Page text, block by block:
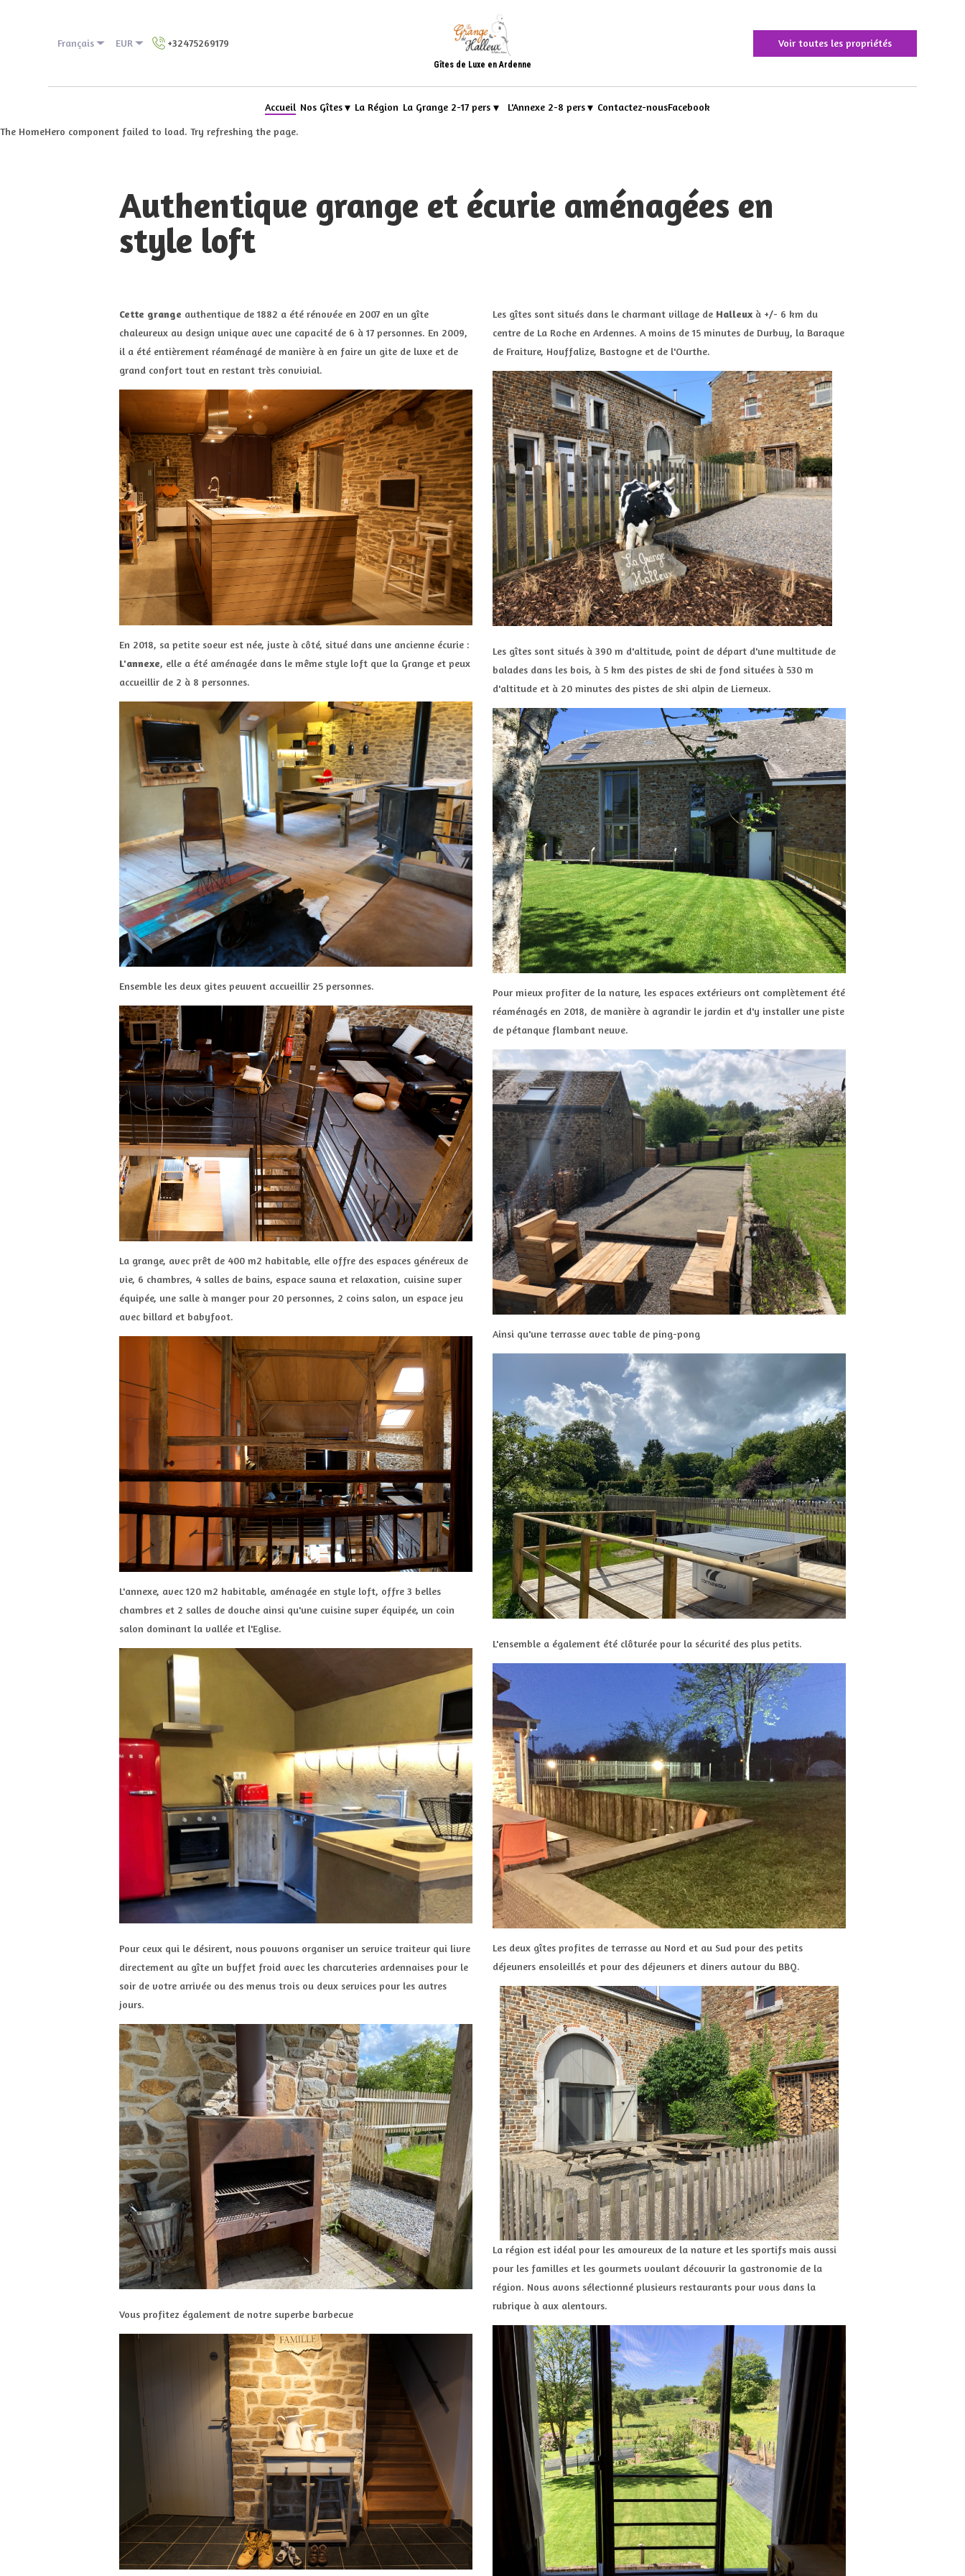
Français EUR +32475269179
Gîtes de Luxe en Ardenne
Voir toutes les propriétés
Accueil Nos Gîtes ▾ La Région La Grange 2-17 pers ▾ L'Annexe 2-8 pers ▾ Contactez-nousFacebook
The HomeHero component failed to load. Try refreshing the page.
Authentique grange et écurie aménagées en
style loft
Cette grange authentique de 1882 a été rénovée en 2007 en un gîte
chaleureux au design unique avec une capacité de 6 à 17 personnes. En 2009,
il a été entièrement réaménagé de manière à en faire un gite de luxe et de
grand confort tout en restant très convivial.
En 2018, sa petite soeur est née, juste à côté, situé dans une ancienne écurie :
L'annexe, elle a été aménagée dans le même style loft que la Grange et peux
accueillir de 2 à 8 personnes.
Ensemble les deux gites peuvent accueillir 25 personnes.
La grange, avec prêt de 400 m2 habitable, elle offre des espaces généreux de
vie, 6 chambres, 4 salles de bains, espace sauna et relaxation, cuisine super
équipée, une salle à manger pour 20 personnes, 2 coins salon, un espace jeu
avec billard et babyfoot.
L'annexe, avec 120 m2 habitable, aménagée en style loft, offre 3 belles
chambres et 2 salles de douche ainsi qu'une cuisine super équipée, un coin
salon dominant la vallée et l'Eglise.
Pour ceux qui le désirent, nous pouvons organiser un service traiteur qui livre
directement au gîte un buffet froid avec les charcuteries ardennaises pour le
soir de votre arrivée ou des menus trois ou deux services pour les autres
jours.
Vous profitez également de notre superbe barbecue
Les gîtes sont situés dans le charmant village de Halleux à +/- 6 km du
centre de La Roche en Ardennes. A moins de 15 minutes de Durbuy, la Baraque
de Fraiture, Houffalize, Bastogne et de l'Ourthe.
Les gîtes sont situés à 390 m d'altitude, point de départ d'une multitude de
balades dans les bois, à 5 km des pistes de ski de fond situées à 530 m
d'altitude et à 20 minutes des pistes de ski alpin de Lierneux.
Pour mieux profiter de la nature, les espaces extérieurs ont complètement été
réaménagés en 2018, de manière à agrandir le jardin et d'y installer une piste
de pétanque flambant neuve.
Ainsi qu'une terrasse avec table de ping-pong
L'ensemble a également été clôturée pour la sécurité des plus petits.
Les deux gîtes profites de terrasse au Nord et au Sud pour des petits
déjeuners ensoleillés et pour des déjeuners et diners autour du BBQ.
La région est idéal pour les amoureux de la nature et les sportifs mais aussi
pour les familles et les gourmets voulant découvrir la gastronomie de la
région. Nous avons sélectionné plusieurs restaurants pour vous dans la
rubrique à aux alentours.